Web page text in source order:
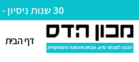
30 שנות ניסיון - 30,000 לקוחות מרוצים!
דף הבית